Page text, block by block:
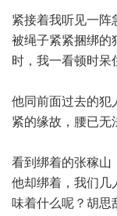
紧接着我听见一阵
被绳子紧紧捆绑的
时，我一看顿时
他同前面过去的犯
紧的缘故，腰已无
看到绑着的张稼山
他却绑着，我们几
味着什么呢？胡思